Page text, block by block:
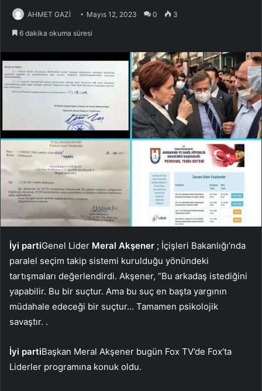
AHMET GAZİ Mayıs 12, 2023 0 3
6 dakika okuma süresi
İyi partiGenel Lider Meral Akşener ; İçişleri Bakanlığı’nda
paralel seçim takip sistemi kurulduğu yönündeki
tartışmaları değerlendirdi. Akşener, “Bu arkadaş istediğini
yapabilir. Bu bir suçtur. Ama bu suç en başta yargının
müdahale edeceği bir suçtur… Tamamen psikolojik
savaştır. .
İyi partiBaşkan Meral Akşener bugün Fox TV’de Fox’ta
Liderler programına konuk oldu.